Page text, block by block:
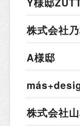
株式会社
A様邸
株式会社